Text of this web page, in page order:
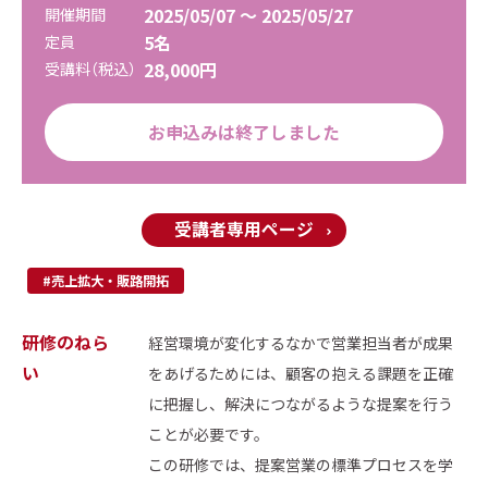
開催期間 2025/05/07 ～ 2025/05/27
定員 5名
受講料（税込） 28,000円
お申込みは終了しました
受講者専用ページ
#売上拡大・販路開拓
研修のねら
い
経営環境が変化するなかで営業担当者が成果
をあげるためには、顧客の抱える課題を正確
に把握し、解決につながるような提案を行う
ことが必要です。
この研修では、提案営業の標準プロセスを学